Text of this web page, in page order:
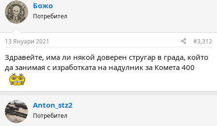
c
t
i
s
Божо
Потребител
13 Януари 2021 #3,312
Здравейте, има ли някой доверен стругар в града, който
да занимая с изработката на надулник за Комета 400
Anton_stz2
Потребител